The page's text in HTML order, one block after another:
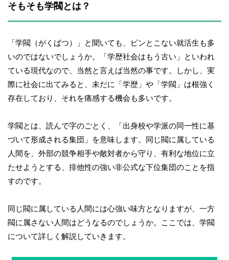
そもそも学閥とは？
「学閥（がくばつ）」と聞いても、ピンとこない就活生も多
いのではないでしょうか。「学歴社会はもう古い」といわれ
ている現代なので、当然と言えば当然の事です。しかし、実
際に社会に出てみると、未だに「学歴」や「学閥」は根強く
存在しており、それを痛感する機会も多いです。
学閥とは、読んで字のごとく、「出身校や学派の同一性に基
づいて形成される集団」を意味します。同じ閥に属している
人間を、外部の競争相手や敵対者から守り、有利な地位に立
たせようとする、排他性の強い非公式な下位集団のことを指
すのです。
同じ閥に属している人間には心強い味方となりますが、一方
閥に属さない人間はどうなるのでしょうか。ここでは、学閥
について詳しく解説していきます。